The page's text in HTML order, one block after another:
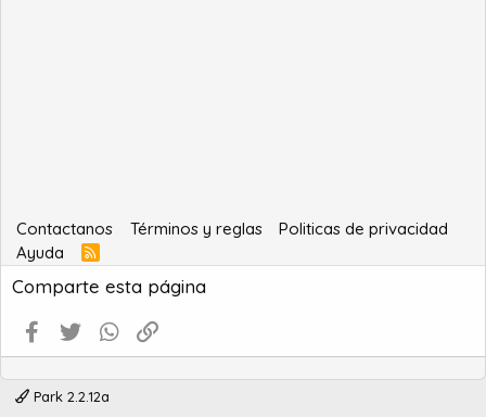
Contactanos Términos y reglas
Politicas de privacidad
Ayuda
R
S
S
Comparte esta página
Facebook
Twitter WhatsApp
Park 2.2.12a